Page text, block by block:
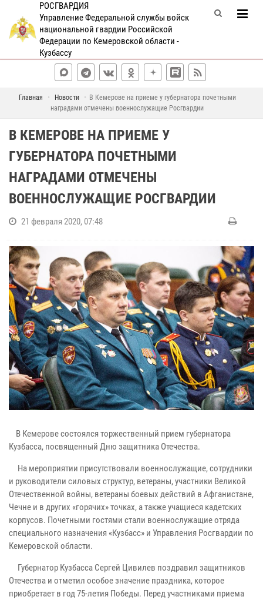
РОСГВАРДИЯ
Управление Федеральной службы войск
национальной гвардии Российской
Федерации по Кемеровской области -
Кузбассу
Главная Новости
В Кемерове на приеме у губернатора почетными
наградами отмечены военнослужащие Росгвардии
В КЕМЕРОВЕ НА ПРИЕМЕ У
ГУБЕРНАТОРА ПОЧЕТНЫМИ
НАГРАДАМИ ОТМЕЧЕНЫ
ВОЕННОСЛУЖАЩИЕ РОСГВАРДИИ
21 февраля 2020, 07:48
В Кемерове состоялся торжественный прием губернатора
Кузбасса, посвященный Дню защитника Отечества.
На мероприятии присутствовали военнослужащие, сотрудники
и руководители силовых структур, ветераны, участники Великой
Отечественной войны, ветераны боевых действий в Афганистане,
Чечне и в других «горячих» точках, а также учащиеся кадетских
корпусов. Почетными гостями стали военнослужащие отряда
специального назначения «Кузбасс» и Управления Росгвардии по
Кемеровской области.
Губернатор Кузбасса Сергей Цивилев поздравил защитников
Отечества и отметил особое значение праздника, которое
приобретает в год 75-летия Победы. Перед участниками приема